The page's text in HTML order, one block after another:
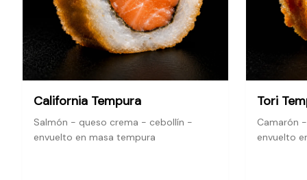
California Tempura
Salmón - queso crema - cebollín -
envuelto en masa tempura
Tori
Camarón
envuelto